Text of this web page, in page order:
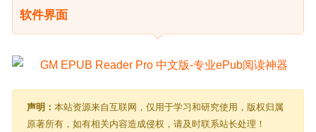
软件界面
声明： 本站资源来自互联网，仅用于学习和研究使用，版权归属
原著所有，如有相关内容造成侵权，请及时联系站长处理！